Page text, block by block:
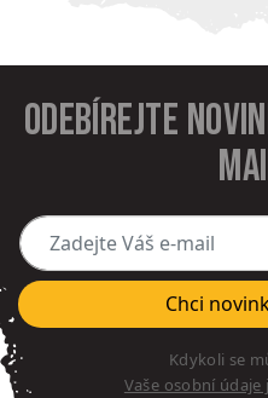
Odebírejte
Zadejte Váš e-mail
Chci
Kdykoli se
Vaše osobní údaje